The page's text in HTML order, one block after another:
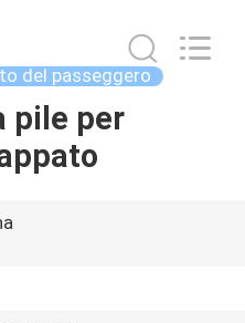
del passeggero
pile per